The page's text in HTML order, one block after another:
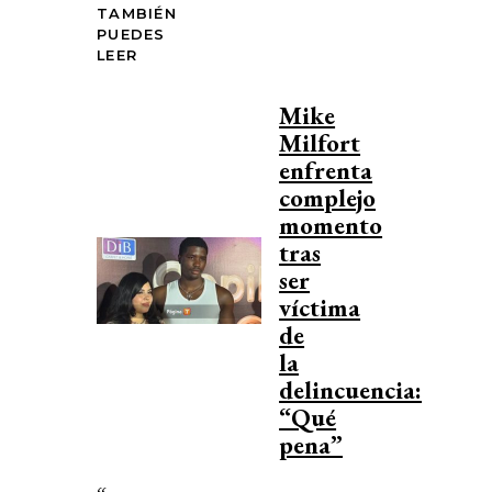
TAMBIÉN
PUEDES
LEER
Mike
Milfort
enfrenta
complejo
momento
tras
ser
víctima
de
la
delincuencia:
“Qué
pena”